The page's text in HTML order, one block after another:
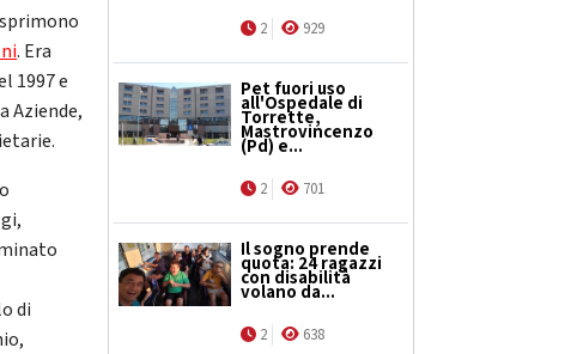
. Era
1997 e
Aziende,
di
2 929
Pet fuori uso
all'Ospedale di
Torrette,
Mastrovincenzo
(Pd) e...
2 701
Il sogno prende
quota: 24 ragazzi
con disabilità
volano da...
2 638